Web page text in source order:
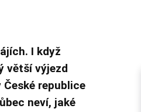
I když
větší výjezd
republice
neví, jaké